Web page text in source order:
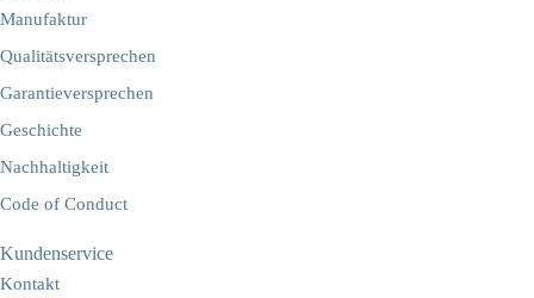
Manufaktur
Qualitätsversprechen
Garantieversprechen
Geschichte
Nachhaltigkeit
Code of Conduct
Kundenservice
Kontakt